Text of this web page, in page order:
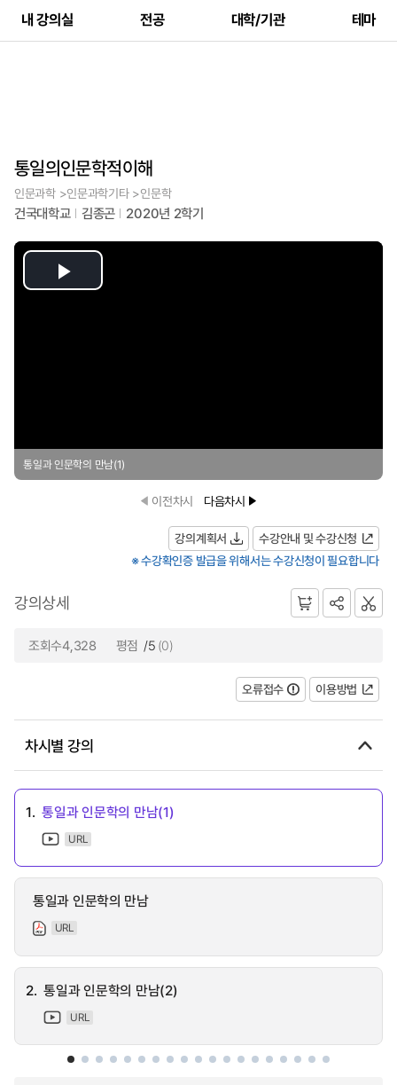
내 강의실 전공 대학/기관 테마
통일의인문학적이해
인문과학 >인문과학기타 >인문학
건국대학교 김종곤 2020년 2학기
Play
통일과 인문학의 만남(1)
이전차시 다음차시
강의계획서
수강안내 및 수강신청
※ 수강확인증 발급을 위해서는 수강신청이 필요합니다
강의상세
조회수4,328 평점 /5 (0)
오류접수 이용방법
차시별 강의
1. 통일과 인문학의 만남(1)
URL
통일과 인문학의 만남
URL
2. 통일과 인문학의 만남(2)
URL